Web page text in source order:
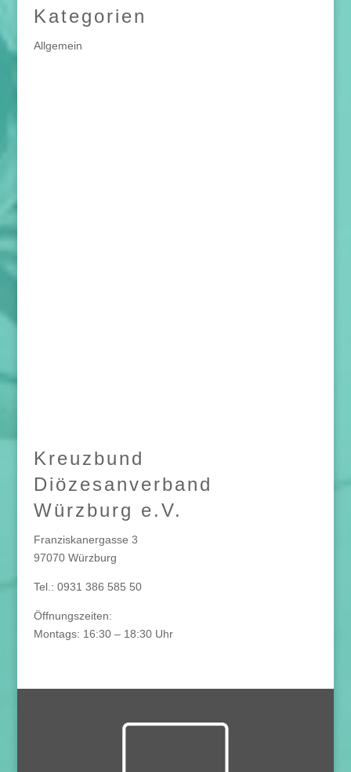
Kategorien
Allgemein
Kreuzbund
Diözesanverband
Würzburg e.V.
Franziskanergasse 3
97070 Würzburg
Tel.: 0931 386 585 50
Öffnungszeiten:
Montags: 16:30 – 18:30 Uhr